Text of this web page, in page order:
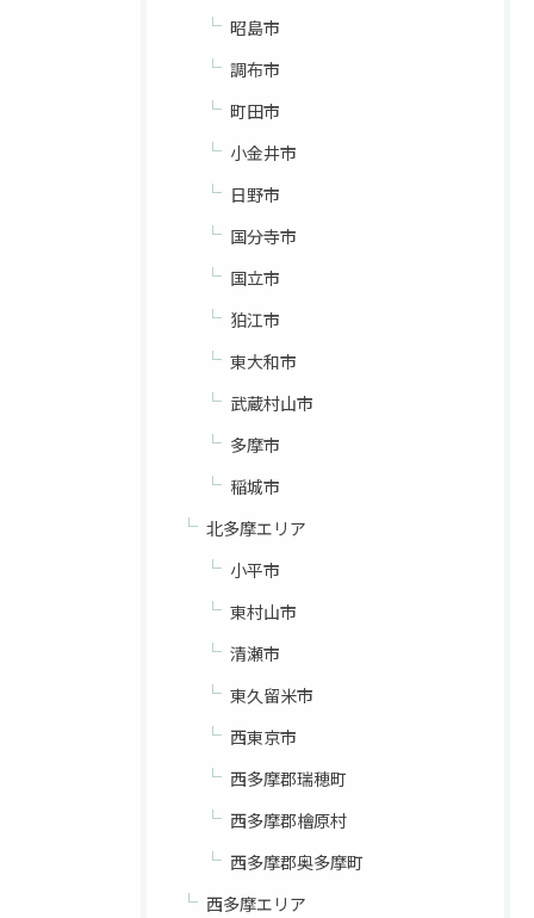
昭島市
調布市
町田市
小金井市
日野市
国分寺市
国立市
狛江市
東大和市
武蔵村山市
多摩市
稲城市
北多摩エリア
小平市
東村山市
清瀬市
東久留米市
西東京市
西多摩郡瑞穂町
西多摩郡檜原村
西多摩郡奥多摩町
西多摩エリア